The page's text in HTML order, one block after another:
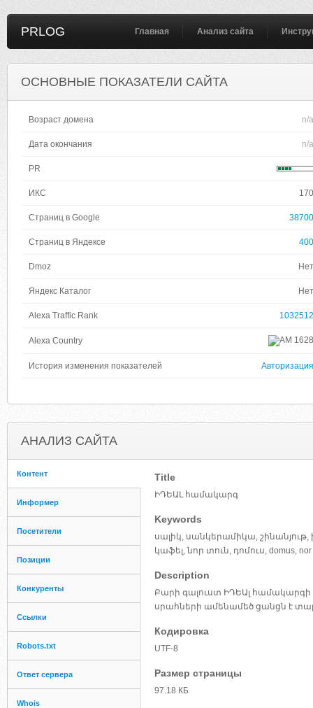
PRLOG Главная Анализ сайта
ОСНОВНЫЕ ПОКАЗАТЕЛИ САЙТА
Возраст домена n/a
Дата окончания n/a
PR
ИКС 170
Страниц в Google 38700
Страниц в Яндексе 400
Dmoz Нет
Яндекс Каталог Нет
Alexa Traffic Rank 1032512
Alexa Country 1628
История изменения показателей Авторизация
АНАЛИЗ САЙТА
Контент
Информер
Посетители
Позиции
Конкуренты
Ссылки
Robots.txt
Ответ сервера
Whois
Title
ԻԴԵԱԼ համակարգ
Keywords
սալիկ, սանկերամիկա,
կաֆել, նոր տուն, դոմուս, domus,
Description
Բարի գալուստ ԻԴԵԱլ
սրահների ամենամեծ ցանցն է
Кодировка
UTF-8
Размер страницы
97.18 КБ